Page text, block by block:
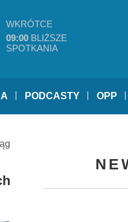
WKRÓTCE
09:00 BLIŻSZE
SPOTKANIA
PODCASTY OPP